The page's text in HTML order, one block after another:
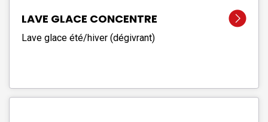
LAVE GLACE CONCENTRE
Lave glace été/hiver (dégivrant)